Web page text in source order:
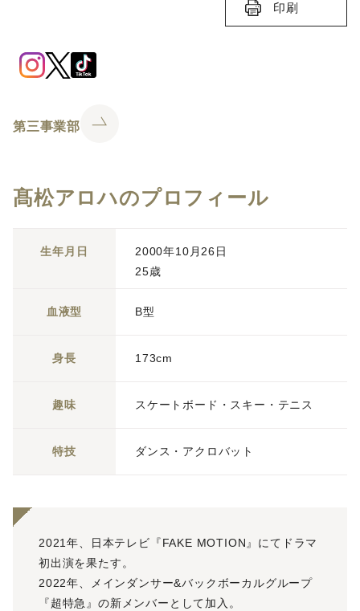
印刷
第三事業部
髙松アロハのプロフィール
生年月日
2000年10月26日
25歳
血液型 B型
身長 173cm
趣味 スケートボード・スキー・テニス
特技 ダンス・アクロバット
2021年、日本テレビ『FAKE MOTION』にてドラマ
初出演を果たす。
2022年、メインダンサー&バックボーカルグループ
『超特急』の新メンバーとして加入。